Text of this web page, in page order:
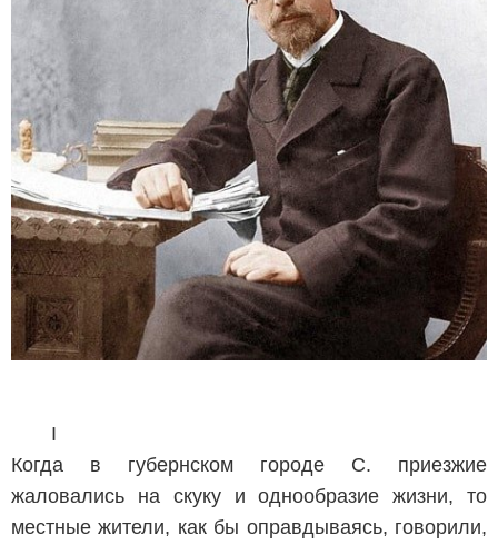
I
Когда в губернском городе С. приезжие
жаловались на скуку и однообразие жизни, то
местные жители, как бы оправдываясь, говорили,